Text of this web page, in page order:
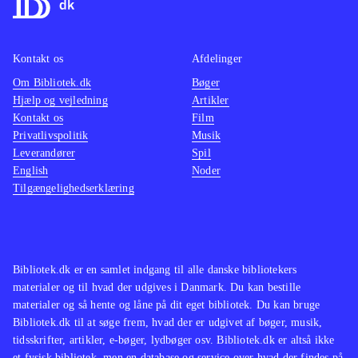
også virker rigtig godt i dette spil
Bibliotek.dk er en samlet indgang til alle danske bibliotekers
materialer og til hvad der udgives i Danmark. Du kan bestille
materialer og så hente og låne på dit eget bibliotek. Du kan bruge
Bibliotek.dk til at søge frem, hvad der er udgivet af bøger, musik,
tidsskrifter, artikler, e-bøger, lydbøger osv. Bibliotek.dk er altså ikke
Kontakt os
Om Bibliotek.dk
Hjælp og vejledning
Kontakt os
Privatlivspolitik
Leverandører
English
Tilgængelighedserklæring
Afdelinger
Bøger
Artikler
Film
Musik
Spil
Noder